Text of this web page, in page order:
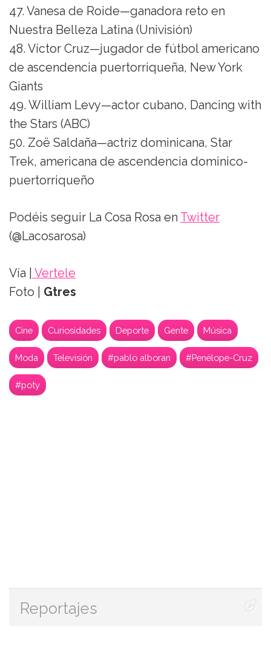
47. Vanesa de Roide—ganadora reto en
Nuestra Belleza Latina (Univisión)
48. Víctor Cruz—jugador de fútbol americano
de ascendencia puertorriqueña, New York
Giants
49. William Levy—actor cubano, Dancing with
the Stars (ABC)
50. Zoë Saldaña—actriz dominicana, Star
Trek, americana de ascendencia dominico-
puertorriqueño
Podéis seguir La Cosa Rosa en Twitter
(@Lacosarosa)
Vía |
Vertele
Foto | Gtres
Cine Curiosidades Deporte Gente Música
Moda Televisión #pablo alboran #Penélope-Cruz
#poty
Reportajes